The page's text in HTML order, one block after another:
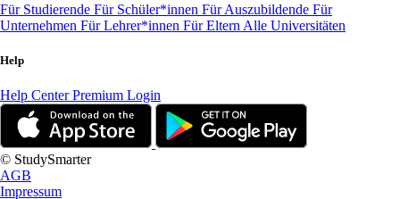
Für Studierende Für Schüler*innen Für Auszubildende Für
Unternehmen Für Lehrer*innen Für Eltern Alle Universitäten
Help
Help CenterPremium Login
© StudySmarter
AGB
Impressum